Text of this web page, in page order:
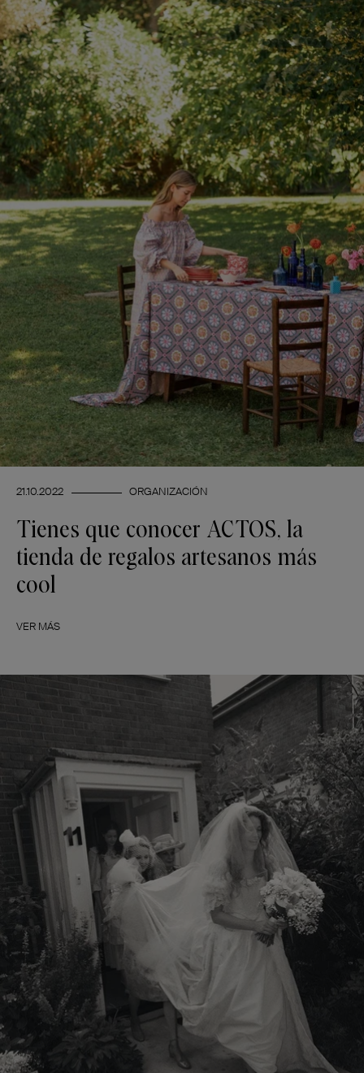
21.10.2022 ORGANIZACIÓN
Tienes que conocer ACTOS, la
tienda de regalos artesanos más
cool
VER MÁS